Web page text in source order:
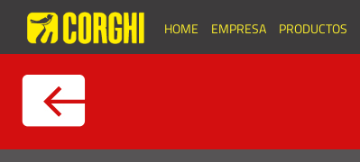
HOME EMPRESA PRODUCTOS